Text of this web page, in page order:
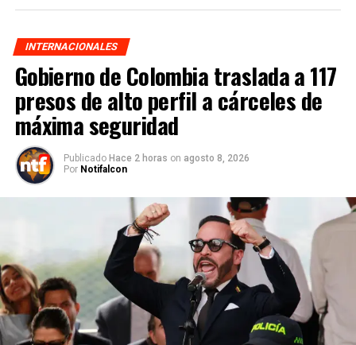
INTERNACIONALES
Gobierno de Colombia traslada a 117
presos de alto perfil a cárceles de
máxima seguridad
Publicado Hace 2 horas on agosto 8, 2026
Por Notifalcon